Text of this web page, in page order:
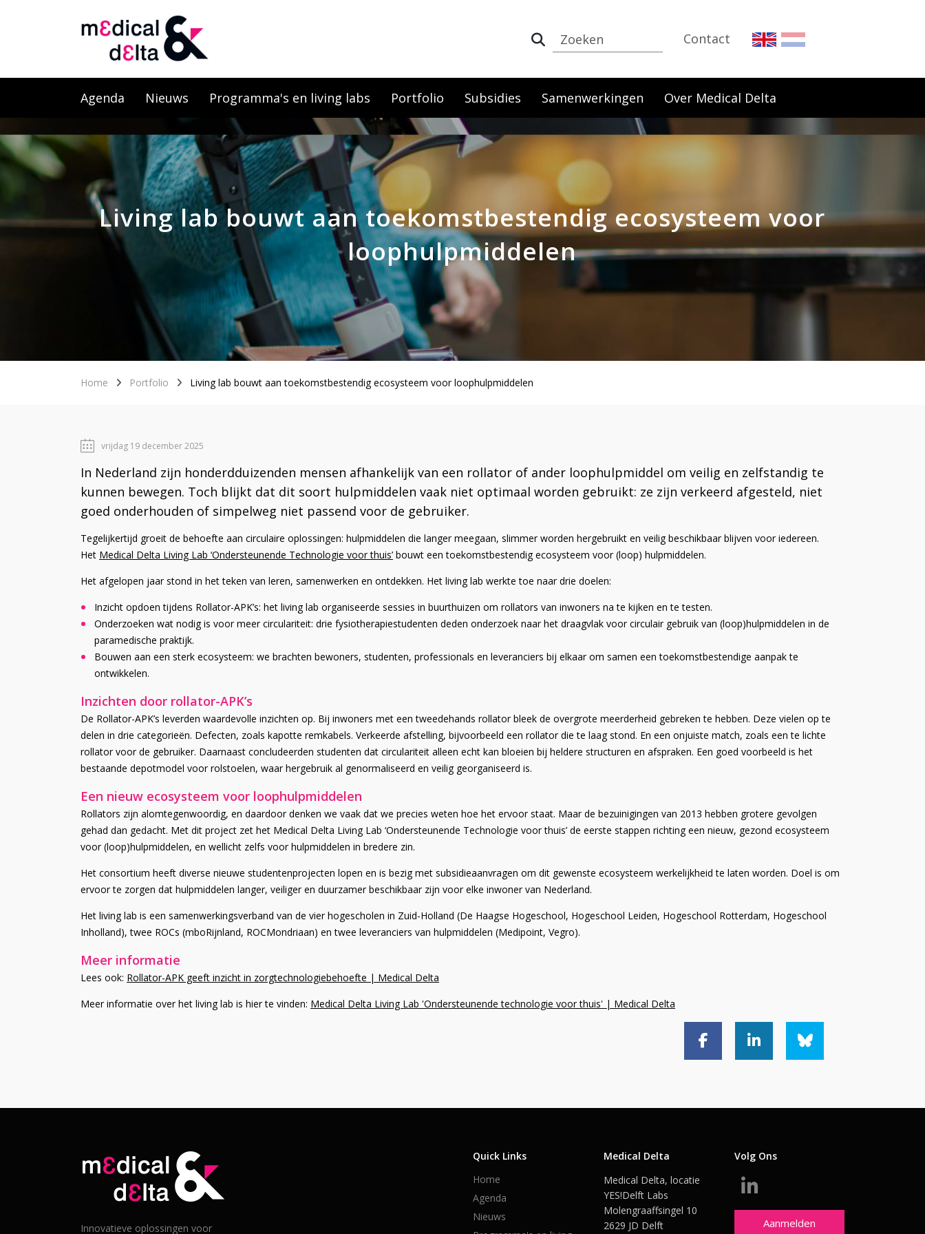
Contact
Agenda Nieuws Programma's en living labs Portfolio Subsidies Samenwerkingen Over Medical Delta
Living lab bouwt aan toekomstbestendig ecosysteem voor
loophulpmiddelen
Home Portfolio Living lab bouwt aan toekomstbestendig ecosysteem voor loophulpmiddelen
vrijdag 19 december 2025
In Nederland zijn honderdduizenden mensen afhankelijk van een rollator of ander loophulpmiddel om veilig en zelfstandig te
kunnen bewegen. Toch blijkt dat dit soort hulpmiddelen vaak niet optimaal worden gebruikt: ze zijn verkeerd afgesteld, niet
goed onderhouden of simpelweg niet passend voor de gebruiker.
Tegelijkertijd groeit de behoefte aan circulaire oplossingen: hulpmiddelen die langer meegaan, slimmer worden hergebruikt en veilig beschikbaar blijven voor iedereen.
Het Medical Delta Living Lab ‘Ondersteunende Technologie voor thuis’ bouwt een toekomstbestendig ecosysteem voor (loop) hulpmiddelen.
Het afgelopen jaar stond in het teken van leren, samenwerken en ontdekken. Het living lab werkte toe naar drie doelen:
Inzicht opdoen tijdens Rollator-APK’s: het living lab organiseerde sessies in buurthuizen om rollators van inwoners na te kijken en te testen.
Onderzoeken wat nodig is voor meer circulariteit: drie fysiotherapiestudenten deden onderzoek naar het draagvlak voor circulair gebruik van (loop)hulpmiddelen in de
paramedische praktijk.
Bouwen aan een sterk ecosysteem: we brachten bewoners, studenten, professionals en leveranciers bij elkaar om samen een toekomstbestendige aanpak te
ontwikkelen.
Inzichten door rollator-APK’s
De Rollator-APK’s leverden waardevolle inzichten op. Bij inwoners met een tweedehands rollator bleek de overgrote meerderheid gebreken te hebben. Deze vielen op te
delen in drie categorieën. Defecten, zoals kapotte remkabels. Verkeerde afstelling, bijvoorbeeld een rollator die te laag stond. En een onjuiste match, zoals een te lichte
rollator voor de gebruiker. Daarnaast concludeerden studenten dat circulariteit alleen echt kan bloeien bij heldere structuren en afspraken. Een goed voorbeeld is het
bestaande depotmodel voor rolstoelen, waar hergebruik al genormaliseerd en veilig georganiseerd is.
Een nieuw ecosysteem voor loophulpmiddelen
Rollators zijn alomtegenwoordig, en daardoor denken we vaak dat we precies weten hoe het ervoor staat. Maar de bezuinigingen van 2013 hebben grotere gevolgen
gehad dan gedacht. Met dit project zet het Medical Delta Living Lab ‘Ondersteunende Technologie voor thuis’ de eerste stappen richting een nieuw, gezond ecosysteem
voor (loop)hulpmiddelen, en wellicht zelfs voor hulpmiddelen in bredere zin.
Het consortium heeft diverse nieuwe studentenprojecten lopen en is bezig met subsidieaanvragen om dit gewenste ecosysteem werkelijkheid te laten worden. Doel is om
ervoor te zorgen dat hulpmiddelen langer, veiliger en duurzamer beschikbaar zijn voor elke inwoner van Nederland.
Het living lab is een samenwerkingsverband van de vier hogescholen in Zuid-Holland (De Haagse Hogeschool, Hogeschool Leiden, Hogeschool Rotterdam, Hogeschool
Inholland), twee ROCs (mboRijnland, ROCMondriaan) en twee leveranciers van hulpmiddelen (Medipoint, Vegro).
Meer informatie
Lees ook: Rollator-APK geeft inzicht in zorgtechnologiebehoefte | Medical Delta
Meer informatie over het living lab is hier te vinden: Medical Delta Living Lab 'Ondersteunende technologie voor thuis' | Medical Delta
Innovatieve oplossingen voor
Quick Links
Home
Agenda
Nieuws
Medical Delta
Medical Delta, locatie
YES!Delft Labs
Molengraaffsingel 10
2629 JD Delft
Volg Ons
Aanmelden